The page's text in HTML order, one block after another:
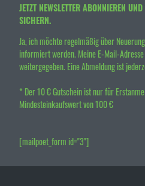
JETZT NEWSLETTER ABONNIEREN
SICHERN.
Ja, ich möchte regelmäßig über
informiert werden. Meine E-Mail-
weitergegeben. Eine Abmeldung ist
* Der 10 € Gutschein ist nur für
Mindesteinkaufswert von 100 €
[mailpoet_form id="3"]